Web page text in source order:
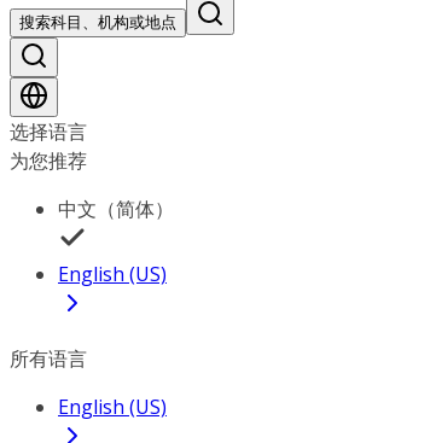
搜索科目、机构或地点
选择语言
为您推荐
中文（简体）
English (US)
所有语言
English (US)